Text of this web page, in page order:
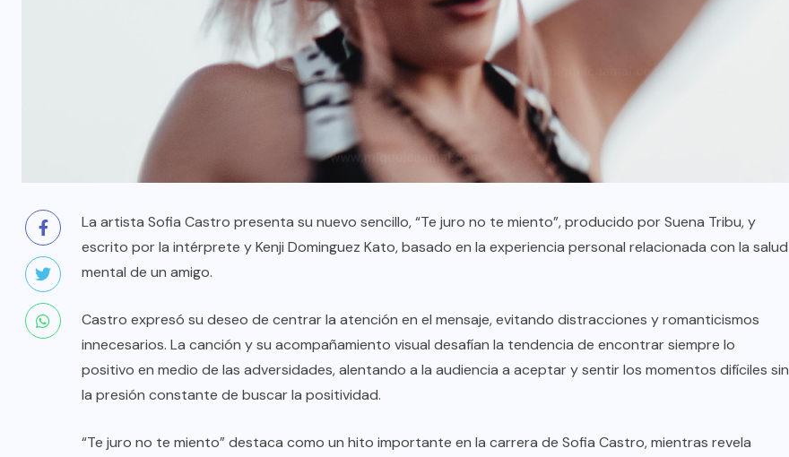
La artista Sofia Castro presenta su nuevo sencillo, “Te juro no te miento”, producido por Suena Tribu, y
escrito por la intérprete y Kenji Dominguez Kato, basado en la experiencia personal relacionada con la salud
mental de un amigo.
Castro expresó su deseo de centrar la atención en el mensaje, evitando distracciones y romanticismos
innecesarios. La canción y su acompañamiento visual desafían la tendencia de encontrar siempre lo
positivo en medio de las adversidades, alentando a la audiencia a aceptar y sentir los momentos difíciles sin
la presión constante de buscar la positividad.
“Te juro no te miento” destaca como un hito importante en la carrera de Sofia Castro, mientras revela